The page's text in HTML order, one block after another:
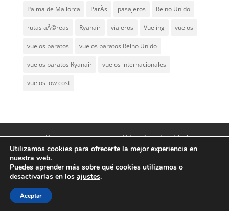
Palma de Mallorca ParÃ­s pasajeros Reino Unido
rutas aÃ©reas Ryanair viajeros Vueling vuelos
vuelos baratos vuelos baratos Reino Unido
vuelos baratos Ryanair vuelos internacionales
vuelos low cost
Aerolíneas Low Cost
Política de privacidad
Aviso Legal
Contacto
© Aerolíneas Low Cost 2007 - 2024 | Vuelos
baratos y aerolíneas low cost worldwide
Utilizamos cookies para ofrecerte la mejor experiencia en
nuestra web.
Puedes aprender más sobre qué cookies utilizamos o
desactivarlas en los ajustes.
Aceptar